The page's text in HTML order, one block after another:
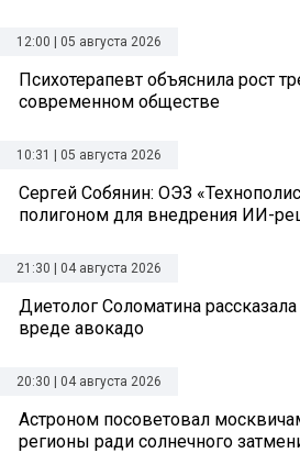
12:00 | 05 августа 2026
Психотерапевт объяснила рост
современном обществе
10:31 | 05 августа 2026
Сергей Собянин: ОЭЗ
полигоном для внедрения ИИ-
21:30 | 04 августа 2026
Диетолог Соломатина
вреде авокадо
20:30 | 04 августа 2026
Астроном посоветовал
регионы ради солнечного